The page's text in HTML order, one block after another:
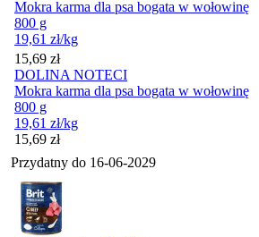
Mokra karma dla psa bogata w wołowinę
800 g
19,61 zł/kg
Cena
15,69 zł
DOLINA NOTECI
Mokra karma dla psa bogata w wołowinę
800 g
19,61 zł/kg
Cena
15,69 zł
Przydatny do 16-06-2029